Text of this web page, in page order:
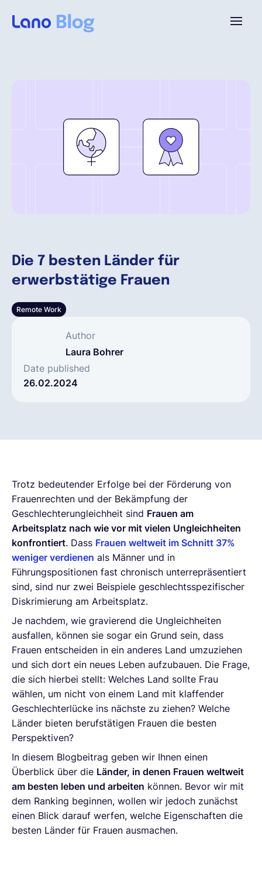
Die 7 besten Länder für
erwerbstätige Frauen
Remote Work
Author
Laura Bohrer
Date published
26.02.2024
Ressourcen
Deutsch
Trotz bedeutender Erfolge bei der Förderung von
Frauenrechten und der Bekämpfung der
Geschlechterungleichheit sind Frauen am
Arbeitsplatz nach wie vor mit vielen Ungleichheiten
konfrontiert. Dass Frauen weltweit im Schnitt 37%
weniger verdienen als Männer und in
Führungspositionen fast chronisch unterrepräsentiert
sind, sind nur zwei Beispiele geschlechtsspezifischer
Diskrimierung am Arbeitsplatz.
Je nachdem, wie gravierend die Ungleichheiten
ausfallen, können sie sogar ein Grund sein, dass
Frauen entscheiden in ein anderes Land umzuziehen
und sich dort ein neues Leben aufzubauen. Die Frage,
die sich hierbei stellt: Welches Land sollte Frau
wählen, um nicht von einem Land mit klaffender
Geschlechterlücke ins nächste zu ziehen? Welche
Länder bieten berufstätigen Frauen die besten
Perspektiven?
In diesem Blogbeitrag geben wir Ihnen einen
Überblick über die Länder, in denen Frauen weltweit
am besten leben und arbeiten können. Bevor wir mit
dem Ranking beginnen, wollen wir jedoch zunächst
einen Blick darauf werfen, welche Eigenschaften die
besten Länder für Frauen ausmachen.